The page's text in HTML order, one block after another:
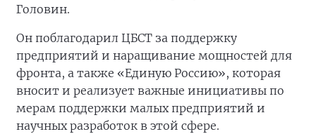
Головин.
Он поблагодарил ЦБСТ за поддержку
предприятий и наращивание мощностей для
фронта, а также «Единую Россию», которая
вносит и реализует важные инициативы по
мерам поддержки малых предприятий и
научных разработок в этой сфере.